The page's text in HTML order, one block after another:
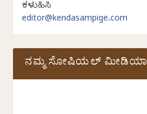
ಕಳುಹಿಸಿ
editor@kendasampige.com
ನಮ್ಮ ಸೋಷಿಯಲ್‌ ಮೀಡಿಯಾ